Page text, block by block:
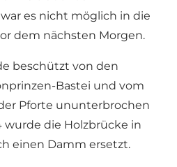
es nicht möglich in die
dem nächsten Morgen.
beschützt von den
Bastei und vom
Pforte ununterbrochen
wurde die Holzbrücke in
einen Damm ersetzt.